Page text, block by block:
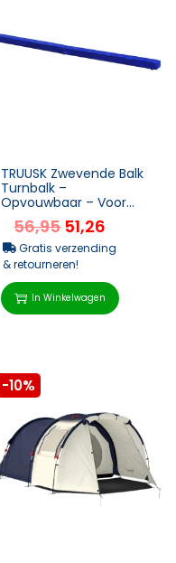
TRUUSK Zwevende Balk
Turnbalk –
Opvouwbaar – Voor
Binnen en Buiten – 210
cm –...
56,9551,26
Gratis verzending
& retourneren!
In Winkelwagen
-10%